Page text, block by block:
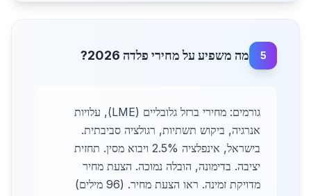
5 מה משפיע על מחירי פלדה 2026?
גורמים: מחירי ברזל גלובליים (LME), עלויות
אנרגיה, ביקוש תשתיות, רגולציה סביבתית.
בישראל, אינפלציה 2.5% ויבוא מסין. תחזית
יציבה. בדימונה, הובלה נמוכה. הצעת מחיר
מדויקת זמינה. ראו הצעת מחיר. (96 מילים)